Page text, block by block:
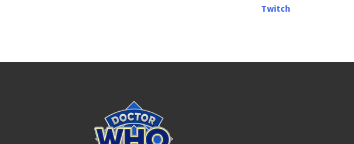
Twitch